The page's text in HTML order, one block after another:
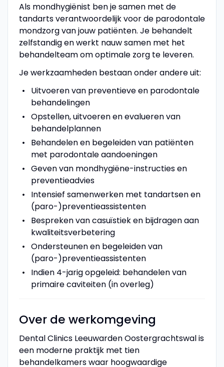
Als mondhygiënist ben je samen met de
tandarts verantwoordelijk voor de parodontale
mondzorg van jouw patiënten. Je behandelt
zelfstandig en werkt nauw samen met het
behandelteam om optimale zorg te leveren.
Je werkzaamheden bestaan onder andere uit:
Uitvoeren van preventieve en parodontale
behandelingen
Opstellen, uitvoeren en evalueren van
behandelplannen
Behandelen en begeleiden van patiënten
met parodontale aandoeningen
Geven van mondhygiëne-instructies en
preventieadvies
Intensief samenwerken met tandartsen en
(paro-)preventieassistenten
Bespreken van casuïstiek en bijdragen aan
kwaliteitsverbetering
Ondersteunen en begeleiden van
(paro-)preventieassistenten
Indien 4-jarig opgeleid: behandelen van
primaire caviteiten (in overleg)
Over de werkomgeving
Dental Clinics Leeuwarden Oostergrachtswal is
een moderne praktijk met tien
behandelkamers waar hoogwaardige